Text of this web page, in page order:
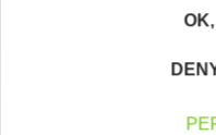
la rémunération
Cette mesure, en